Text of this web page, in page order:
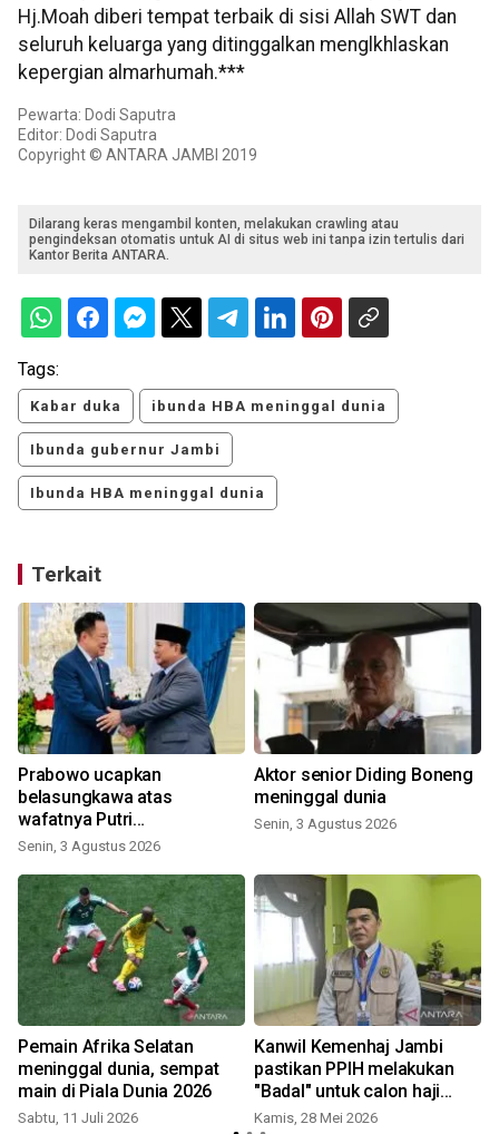
Hj.Moah diberi tempat terbaik di sisi Allah SWT dan
seluruh keluarga yang ditinggalkan menglkhlaskan
kepergian almarhumah.***
Pewarta: Dodi Saputra
Editor: Dodi Saputra
Copyright © ANTARA JAMBI 2019
Dilarang keras mengambil konten, melakukan crawling atau
pengindeksan otomatis untuk AI di situs web ini tanpa izin tertulis dari
Kantor Berita ANTARA.
Tags:
Kabar duka ibunda HBA meninggal dunia
Ibunda gubernur Jambi
Ibunda HBA meninggal dunia
Terkait
Prabowo ucapkan
belasungkawa atas
wafatnya Putri
Bajrakitiyabha
Senin, 3 Agustus 2026
Aktor senior Diding Boneng
meninggal dunia
Senin, 3 Agustus 2026
Pemain Afrika Selatan
meninggal dunia, sempat
main di Piala Dunia 2026
Sabtu, 11 Juli 2026
Kanwil Kemenhaj Jambi
pastikan PPIH melakukan
"Badal" untuk calon haji
wafat
Kamis, 28 Mei 2026